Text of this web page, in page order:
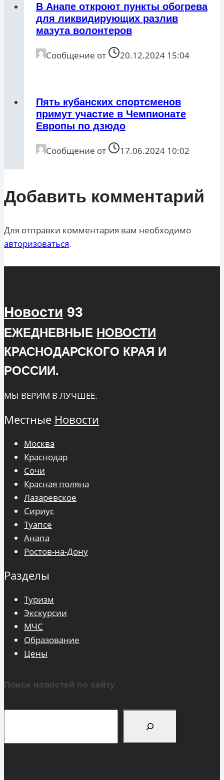
В Анапе откроют пункты обогрева
для ликвидирующих разлив
мазута волонтеров
Сообщение от 20.12.2024 15:04
Пять кубанских спортсменов
примут участие в Чемпионате
Европы по дзюдо
Сообщение от 17.06.2024 10:02
Добавить комментарий
Для отправки комментария вам необходимо
авторизоваться.
Новости 93
ЕЖЕДНЕВНЫЕ НОВОСТИ
КРАСНОДАРСКОГО КРАЯ И
РОССИИ.
МЫ ВЕРИМ В ЛУЧШЕЕ.
Местные Новости
Москва
Краснодар
Сочи
Красная поляна
Лазаревское
Сириус
Туапсе
Анапа
Ростов-на-Дону
Разделы
Туризм
Экскурсии
МЧС
Образование
Цены
Поиск новостей по сайту